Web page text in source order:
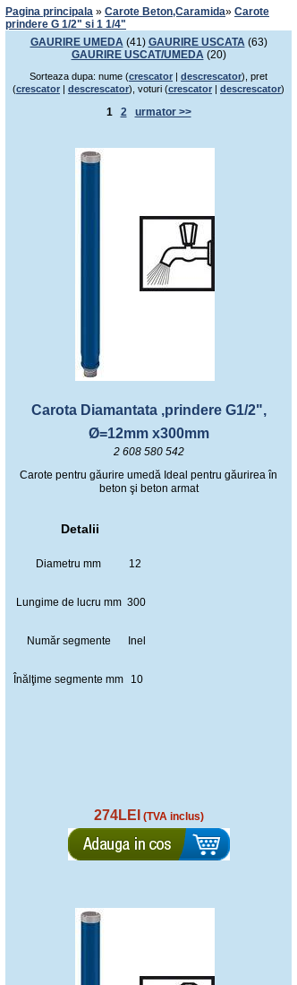
Pagina principala » Carote Beton,Caramida» Carote
prindere G 1/2" si 1 1/4"
GAURIRE UMEDA(41) GAURIRE USCATA(63)
GAURIRE USCAT/UMEDA(20)
Sorteaza dupa: nume (crescator | descrescator), pret
(crescator | descrescator), voturi (crescator | descrescator)
1 2 urmator >>
Carota Diamantata ,prindere G1/2",
Ø=12mm x300mm
2 608 580 542
Carote pentru găurire umedă Ideal pentru găurirea în
beton şi beton armat
Detalii
Diametru mm 12
Lungime de lucru mm 300
Număr segmente Inel
Înălţime segmente mm 10
274LEI (TVA inclus)